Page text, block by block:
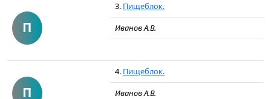
П
3. Пищеблок.
Иванов А.В.
П
4. Пищеблок.
Иванов А.В.